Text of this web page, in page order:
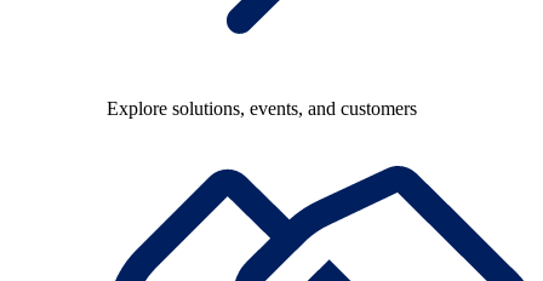
Explore solutions, events, and customers